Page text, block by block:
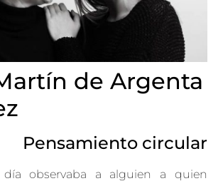
de Argenta
Pensamiento circular
observaba a alguien a quien